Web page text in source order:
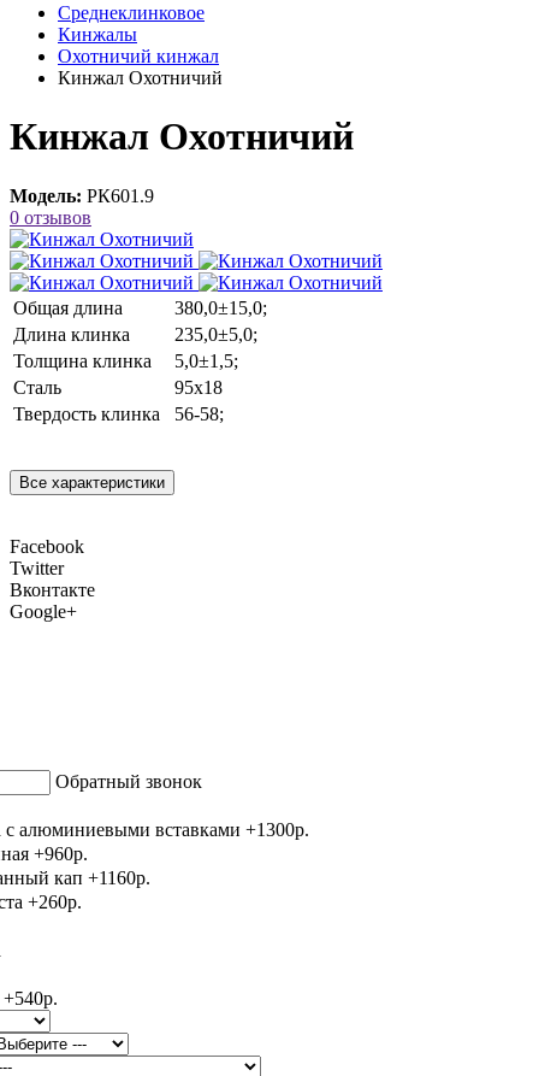
Среднеклинковое
Кинжалы
Охотничий кинжал
Кинжал Охотничий
Кинжал Охотничий
Модель: РК601.9
0 отзывов
Общая длина
380,0±15,0;
Длина клинка
235,0±5,0;
Толщина клинка
5,0±1,5;
Сталь
95х18
Твердость клинка
56-58;
Все характеристики
Facebook
Twitter
Вконтакте
Google+
Обратный звонок